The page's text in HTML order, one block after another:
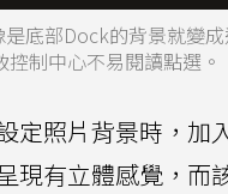
底部Dock的背景就變
制中心不易閱讀點選。
定照片背景時，
現有立體感覺，而